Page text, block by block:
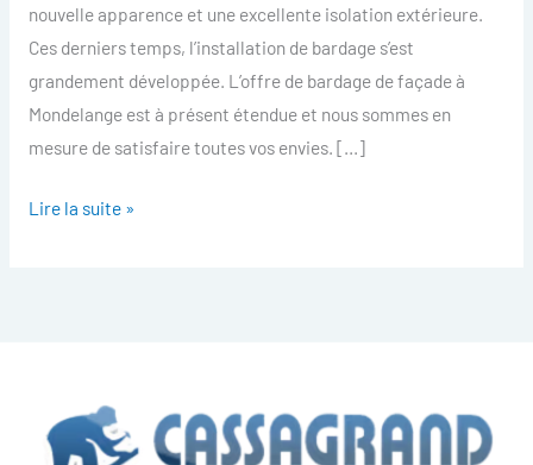
nouvelle apparence et une excellente isolation extérieure.
Ces derniers temps, l’installation de bardage s’est
grandement développée. L’offre de bardage de façade à
Mondelange est à présent étendue et nous sommes en
mesure de satisfaire toutes vos envies. […]
Lire la suite »